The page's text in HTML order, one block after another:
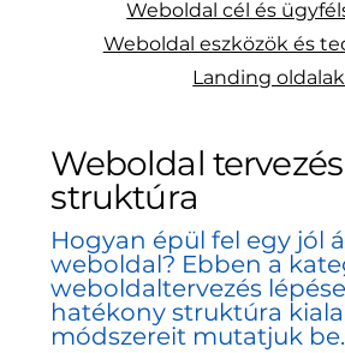
Weboldal cél és
Weboldal eszközök és
Landing oldalak
Weboldal
struktúra
Hogyan épül fel egy jól
weboldal? Ebben a
weboldaltervezés
hatékony struktúra
módszereit mutatjuk be.